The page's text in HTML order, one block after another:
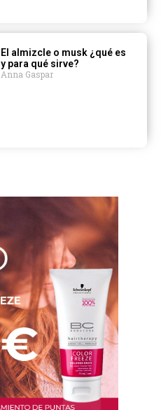
El almizcle o musk ¿qué es
y para qué sirve?
Anna Gaspar